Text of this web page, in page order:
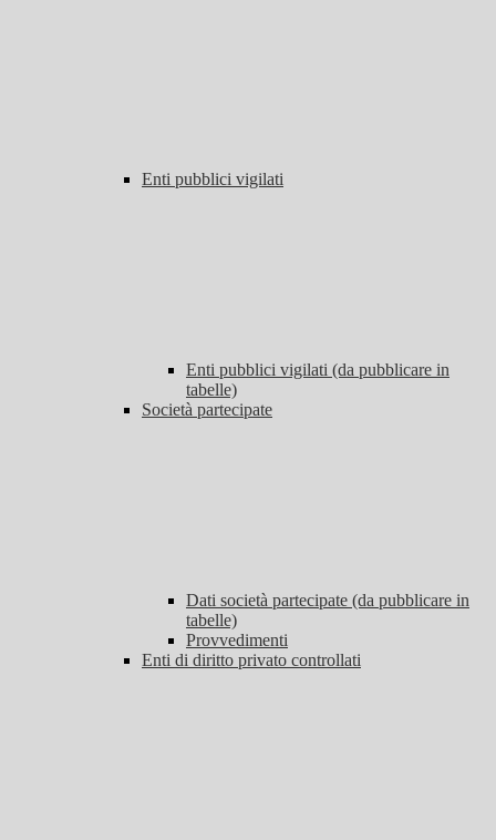
Enti pubblici vigilati
Enti pubblici vigilati (da pubblicare in
tabelle)
Società partecipate
Dati società partecipate (da pubblicare in
tabelle)
Provvedimenti
Enti di diritto privato controllati